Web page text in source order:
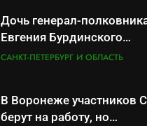
Дочь генерал-
Евгения Бурдинского
оказывает платные услуги
САНКТ-ПЕТЕРБУРГ И ОБЛАСТЬ
В Воронеже участников
берут на работу, но